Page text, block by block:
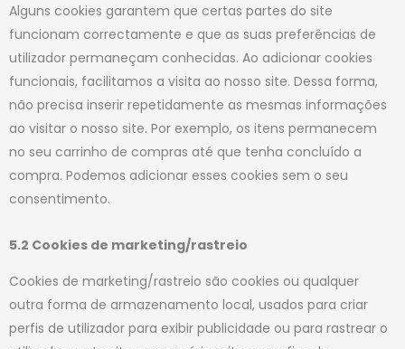
Alguns cookies garantem que certas partes do site
funcionam correctamente e que as suas preferências de
utilizador permaneçam conhecidas. Ao adicionar cookies
funcionais, facilitamos a visita ao nosso site. Dessa forma,
não precisa inserir repetidamente as mesmas informações
ao visitar o nosso site. Por exemplo, os itens permanecem
no seu carrinho de compras até que tenha concluído a
compra. Podemos adicionar esses cookies sem o seu
consentimento.
5.2 Cookies de marketing/rastreio
Cookies de marketing/rastreio são cookies ou qualquer
outra forma de armazenamento local, usados para criar
perfis de utilizador para exibir publicidade ou para rastrear o